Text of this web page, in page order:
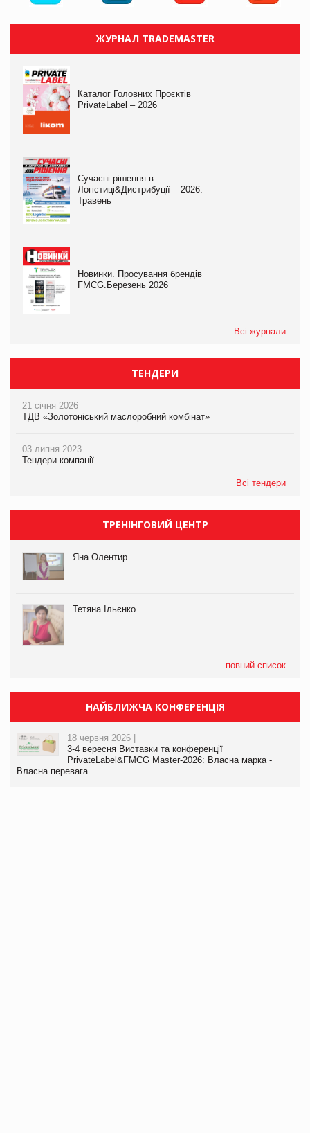
ЖУРНАЛ TRADEMASTER
Каталог Головних Проєктів
PrivateLabel – 2026
Сучасні рішення в
Логістиці&Дистрибуції – 2026.
Травень
Новинки. Просування брендів
FMCG.Березень 2026
Всі журнали
ТЕНДЕРИ
21 січня 2026
ТДВ «Золотоніський маслоробний комбінат»
03 липня 2023
Тендери компанії
Всі тендери
ТРЕНІНГОВИЙ ЦЕНТР
Яна Олентир
Тетяна Ільєнко
повний список
НАЙБЛИЖЧА КОНФЕРЕНЦІЯ
18 червня 2026 |
3-4 вересня Виставки та конференції
PrivateLabel&FMCG Master-2026: Власна марка -
Власна перевага